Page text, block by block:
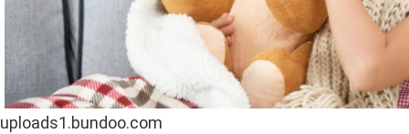
uploads1.bundoo.com